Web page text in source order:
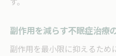
副作用を減らす不眠症治療
副作用を最小限に抑えるた